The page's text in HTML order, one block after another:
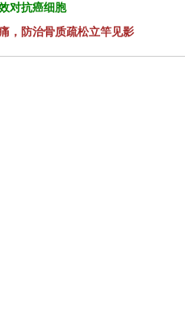
对抗癌细胞
，防治骨质疏松立竿见影